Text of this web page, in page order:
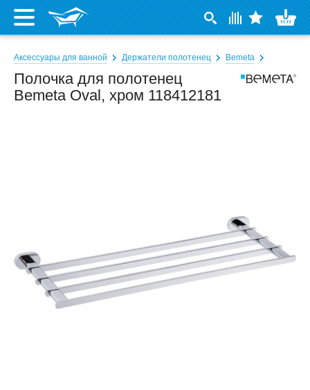
Аксессуары для ванной Держатели полотенец Bemeta
Полочка для полотенец
Bemeta Oval, хром 118412181